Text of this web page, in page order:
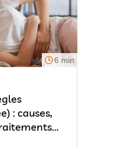
6 min
: causes,